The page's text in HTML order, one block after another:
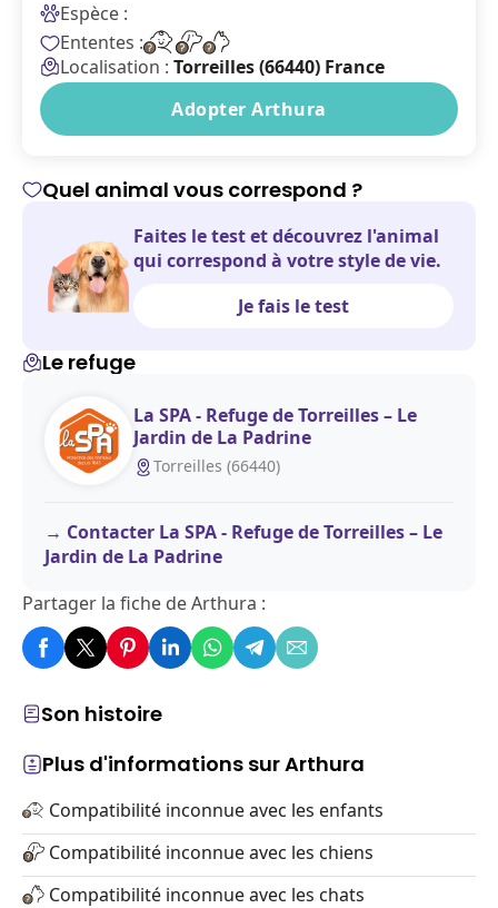
Espèce :
Ententes :
Localisation : Torreilles (66440) France
Adopter Arthura
Son histoire
Plus d'informations sur Arthura
Compatibilité inconnue avec les enfants
Compatibilité inconnue avec les chiens
Compatibilité inconnue avec les chats
Quel animal vous correspond ?
Faites le test et découvrez l'animal
qui correspond à votre style de vie.
Je fais le test
Le refuge
La SPA - Refuge de Torreilles – Le
Jardin de La Padrine
Torreilles (66440)
Contacter La SPA - Refuge de Torreilles – Le
Jardin de La Padrine
Partager la fiche de Arthura :